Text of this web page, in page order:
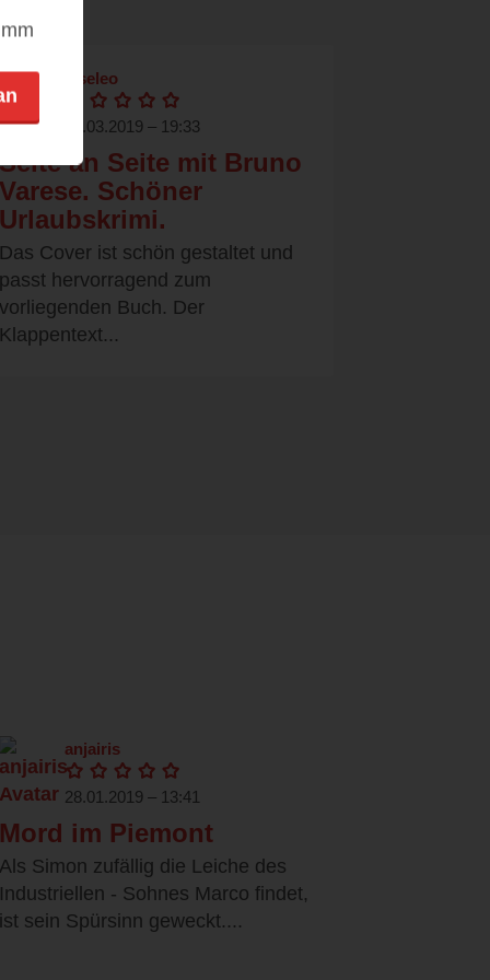
leseleo
17.03.2019 – 19:33
Seite an Seite mit Bruno
Varese. Schöner
Urlaubskrimi.
Das Cover ist schön gestaltet und
passt hervorragend zum
vorliegenden Buch. Der
Klappentext...
anjairis
28.01.2019 – 13:41
Mord im Piemont
Als Simon zufällig die Leiche des
Industriellen - Sohnes Marco findet,
ist sein Spürsinn geweckt....